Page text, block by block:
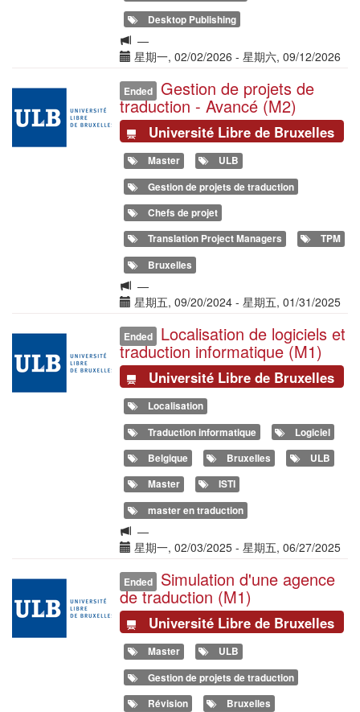
Desktop Publishing
Langue
de
formation
—
Date(s)
星期一, 02/02/2026 - 星期六, 09/12/2026
Illustration
Ended Gestion de projets de
traduction - Avancé (M2)
Université Libre de Bruxelles
Master
ULB
Gestion de projets de traduction
Chefs de projet
Translation Project Managers
TPM
Bruxelles
Langue
de
formation
—
Date(s)
星期五, 09/20/2024 - 星期五, 01/31/2025
Illustration
Ended Localisation de logiciels et
traduction informatique (M1)
Université Libre de Bruxelles
Localisation
Traduction informatique
Logiciel
Belgique
Bruxelles
ULB
Master
ISTI
master en traduction
Langue
de
formation
—
Date(s)
星期一, 02/03/2025 - 星期五, 06/27/2025
Illustration
Ended Simulation d'une agence
de traduction (M1)
Université Libre de Bruxelles
Master
ULB
Gestion de projets de traduction
Révision
Bruxelles